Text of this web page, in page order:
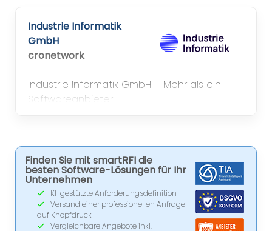
Industrie Informatik
GmbH
cronetwork
Industrie Informatik GmbH – Mehr als ein
Softwareanbieter
Finden Sie mit smartRFI die
besten Software-Lösungen für Ihr
Unternehmen
KI-gestützte Anforderungsdefinition
Versand einer professionellen Anfrage
auf Knopfdruck
Vergleichbare Angebote inkl.